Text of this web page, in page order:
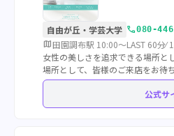
自由が丘・学芸大学 call080-
map田園調布駅 10:00～LAST 60分⁄
女性の美しさを追求できる場所と
場所として、皆様のご来店をお待
公式サ